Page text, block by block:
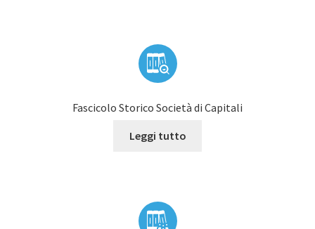
Fascicolo Storico Società di Capitali
Leggi tutto